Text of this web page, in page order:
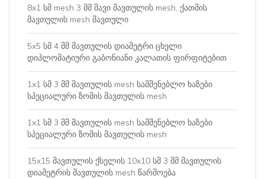
8x1 სმ mesh 3 მმ შავი მავთულის mesh, ქათმის
მავთულის mesh მავთული
5x5 სმ 4 მმ მავთულის დიამეტრი ცხელი
დიპლომატიური გაბონიანი კალათის ფირფიტებით
1x1 სმ 3 მმ მავთულის mesh სამშენებლო ხაზები
სპეციალური ზომის მავთულის mesh
1x1 სმ 3 მმ მავთულის mesh სამშენებლო ხაზები
სპეციალური ზომის მავთულის mesh
15x15 მავთულის ქსელის 10x10 სმ 3 მმ მავთულის
დიამეტრის მავთულის mesh წარმოება